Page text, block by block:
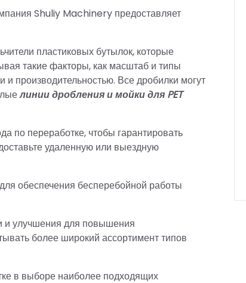
Shuliy Machinery предоставляет
пластиковых бутылок, которые
такие факторы, как масштаб и типы
производительностью. Все дробилки могут
линии дробления и мойки для PET
по переработке, чтобы гарантировать
удаленную или выездную
обеспечения бесперебойной работы
и улучшения для повышения
более широкий ассортимент типов
в выборе наиболее подходящих